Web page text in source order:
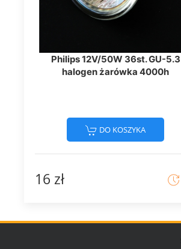
Philips 12V/50W 36st. GU-5.3
halogen żarówka 4000h
DO KOSZYKA
16 zł